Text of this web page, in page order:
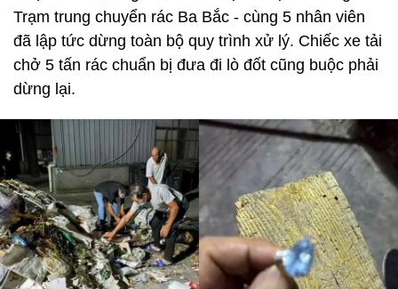
Trạm trung chuyển rác Ba Bắc - cùng 5 nhân viên
đã lập tức dừng toàn bộ quy trình xử lý. Chiếc xe tải
chở 5 tấn rác chuẩn bị đưa đi lò đốt cũng buộc phải
dừng lại.